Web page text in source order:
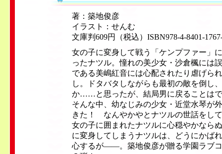
著：築地俊彦
イラスト：せんむ
文庫判609円（税込）ISBN978-4-8401-
女の子に変身して戦う「ケンプファー」
ったナツル。憧れの美少女・沙倉楓には
である美嶋紅音には心配されたり虐げら
し。ドタバタしながらも最初の敵を倒し
か……と思ったが、結局男に戻ることは
そんな中、幼なじみの少女・近堂水琴が
きた！ なんやかやとナツルの世話をし
女の子に囲まれたナツルに心穏やかなら
に変身してしまうナツルは、どうにかば
心するが——。築地俊彦が贈る学園ラブ